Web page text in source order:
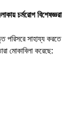
চর্মরোগ বিশেষজ্ঞরা
পরিসরে সাহায্য করতে
মোকাবিলা করেছে: